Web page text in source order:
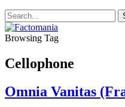
Browsing Tag
Cellophone
Omnia Vanitas